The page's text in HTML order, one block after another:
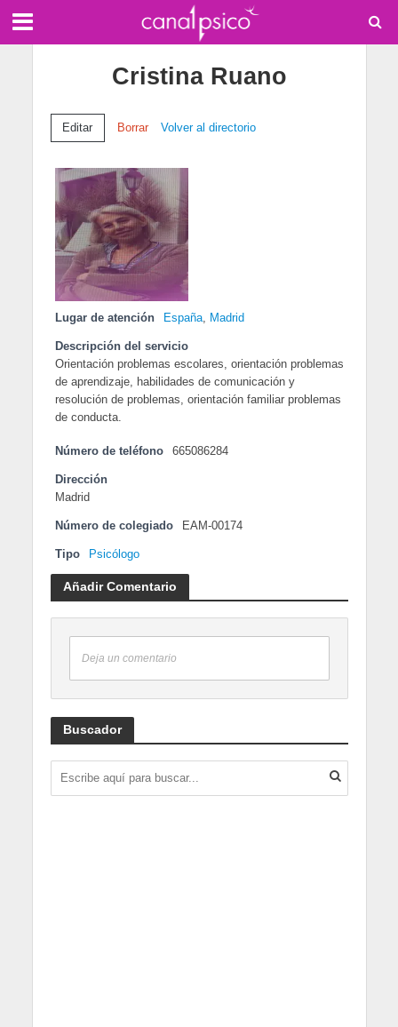
Cristina Ruano
Editar Borrar Volver al directorio
Lugar de atención España, Madrid
Descripción del servicio
Orientación problemas escolares, orientación problemas
de aprendizaje, habilidades de comunicación y
resolución de problemas, orientación familiar problemas
de conducta.
Número de teléfono 665086284
Dirección
Madrid
Número de colegiado EAM-00174
Tipo Psicólogo
Añadir Comentario
Deja un comentario
Buscador